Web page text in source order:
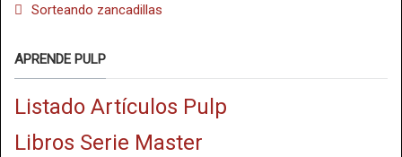
Sorteando zancadillas
APRENDE PULP
Listado Artículos Pulp
Libros Serie Master